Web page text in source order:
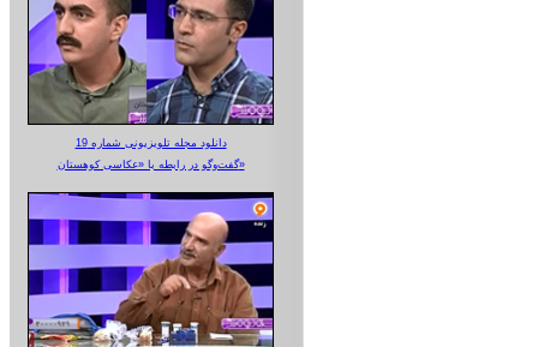
دانلود مجله تلویزیونی شماره 19
گفت‌وگو در رابطه با «عکاسی کوهستان»